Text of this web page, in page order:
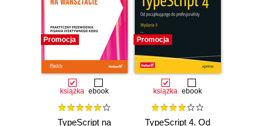
Promocja
książka ebook
TypeScript na
Promocja
książka ebook
TypeScript 4. Od